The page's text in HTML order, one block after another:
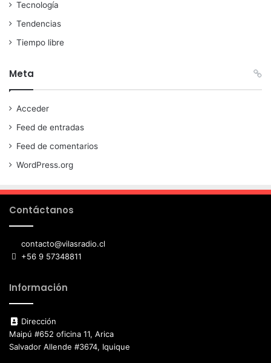
Tecnología
Tendencias
Tiempo libre
Meta
Acceder
Feed de entradas
Feed de comentarios
WordPress.org
Contáctanos
contacto@vilasradio.cl
+56 9 57348811
Información
Dirección
Maipú #652 oficina 11, Arica
Salvador Allende #3674, Iquique